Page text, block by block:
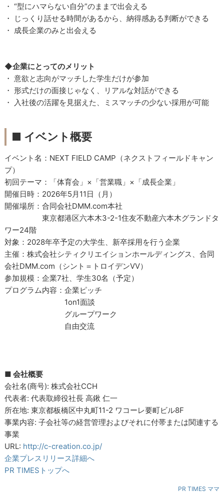
・ “型にハマらない自分”のままで出会える
・ じっくり話せる時間があるから、納得感ある判断ができる
・ 成長企業のみと出会える
◆企業にとってのメリット
・ 意欲と志向がマッチした学生だけが参加
・ 形式だけの面接じゃなく、リアルな対話ができる
・ 入社後の活躍を見据えた、ミスマッチの少ない採用が可能
■ イベント概要
イベント名：NEXT FIELD CAMP（ネクストフィールドキャン
プ）
初回テーマ：「体育会」×「営業職」×「成長企業」
開催日時：2026年5月11日（月）
開催場所：合同会社DMM.com本社
東京都港区六本木3-2-1住友不動産六本木グランドタ
ワー24階
対象：2028年卒予定の大学生、新卒採用を行う企業
主催：株式会社シティクリエイションホールディングス、合同
会社DMM.com（シント＝トロイデンVV）
参加規模：企業7社、学生30名（予定）
プログラム内容：企業ピッチ
1on1面談
グループワーク
自由交流
■ 会社概要
会社名(商号): 株式会社CCH
代表者: 代表取締役社長 高鍬 仁一
所在地: 東京都板橋区中丸町11-2 ワコーレ要町ビル8F
事業内容: 子会社等の経営管理およびそれに付帯または関連する
事業
URL: http://c-creation.co.jp/
企業プレスリリース詳細へ
PR TIMESトップへ
PR TIMES ママ